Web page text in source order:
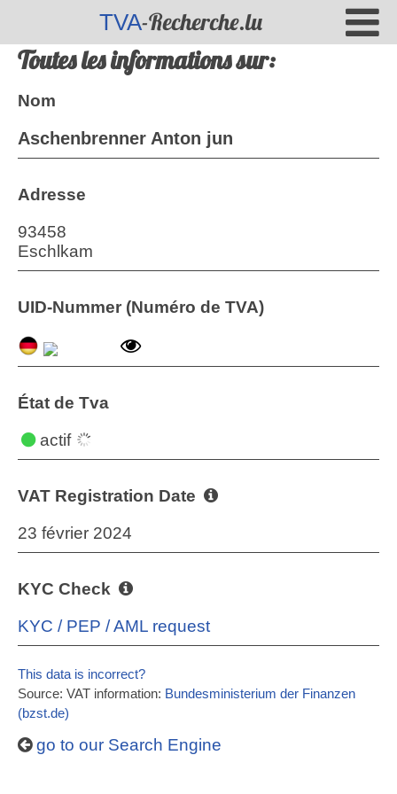
TVA-Recherche.lu
Toutes les informations sur:
Nom
Aschenbrenner Anton jun
Adresse
93458
Eschlkam
UID-Nummer (Numéro de TVA)
État de Tva
actif
VAT Registration Date
23 février 2024
KYC Check
KYC / PEP / AML request
This data is incorrect?
Source: VAT information: Bundesministerium der Finanzen
(bzst.de)
go to our Search Engine